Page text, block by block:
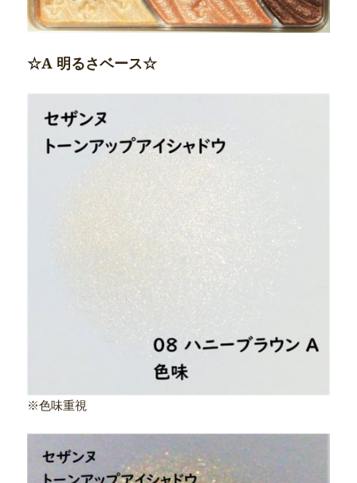
☆A 明るさベース☆
※色味重視